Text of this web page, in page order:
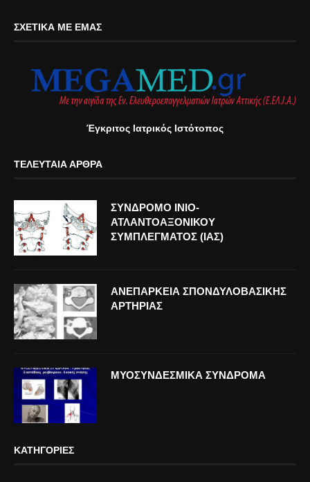
ΣΧΕΤΙΚΆ ΜΕ ΕΜΆΣ
Έγκριτος Ιατρικός Ιστότοπος
ΤΕΛΕΥΤΑΊΑ ΆΡΘΡΑ
ΣΥΝΔΡΟΜΟ ΙΝΙΟ-
ΑΤΛΑΝΤΟΑΞΟΝΙΚΟΥ
ΣΥΜΠΛΕΓΜΑΤΟΣ (ΙΑΣ)
ΑΝΕΠΑΡΚΕΙΑ ΣΠΟΝΔΥΛΟΒΑΣΙΚΗΣ
ΑΡΤΗΡΙΑΣ
ΜΥΟΣΥΝΔΕΣΜΙΚΑ ΣΥΝΔΡΟΜΑ
ΚΑΤΗΓΟΡΊΕΣ